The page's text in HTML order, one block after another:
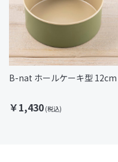
B-nat ホールケーキ型 12cm
￥1,430